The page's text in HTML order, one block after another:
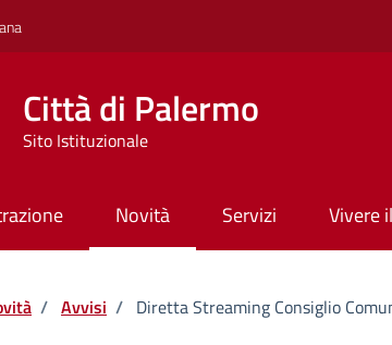
Città di Palermo
Sito Istituzionale
Novità Servizi Vivere
/ Avvisi / Diretta Streaming Consiglio